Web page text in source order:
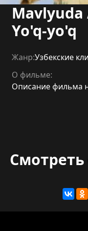
Yo'q-yo'q
Жанр:Узбекские
О фильме:
Описание фильма